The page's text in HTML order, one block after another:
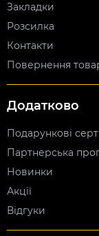
Закладки
Розсилка
Контакти
Повернення
Додатково
Подарункові
Партнерська
Новинки
Акції
Відгуки